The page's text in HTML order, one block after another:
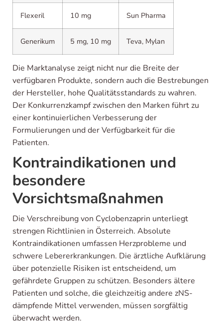
Flexeril 10 mg Sun Pharma
Generikum 5 mg, 10 mg Teva, Mylan
Die Marktanalyse zeigt nicht nur die Breite der
verfügbaren Produkte, sondern auch die Bestrebungen
der Hersteller, hohe Qualitätsstandards zu wahren.
Der Konkurrenzkampf zwischen den Marken führt zu
einer kontinuierlichen Verbesserung der
Formulierungen und der Verfügbarkeit für die
Patienten.
Kontraindikationen und
besondere
Vorsichtsmaßnahmen
Die Verschreibung von Cyclobenzaprin unterliegt
strengen Richtlinien in Österreich. Absolute
Kontraindikationen umfassen Herzprobleme und
schwere Lebererkrankungen. Die ärztliche Aufklärung
über potenzielle Risiken ist entscheidend, um
gefährdete Gruppen zu schützen. Besonders ältere
Patienten und solche, die gleichzeitig andere zNS-
dämpfende Mittel verwenden, müssen sorgfältig
überwacht werden.